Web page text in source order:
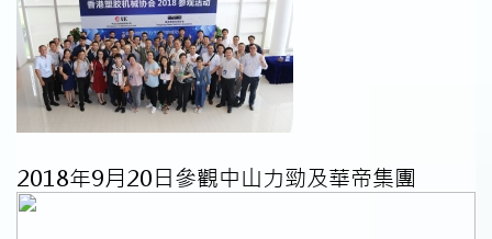
2018年9月20日參觀中山力勁及華帝集團